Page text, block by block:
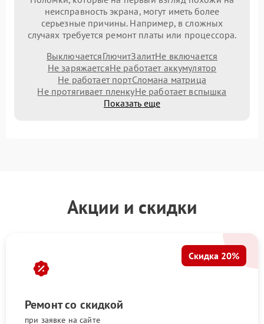
неисправность экрана, могут иметь более
серьезные причины. Например, в сложных
случаях требуется ремонт платы или процессора.
ВыключаетсяГлючитЗалитНе включается
Не заряжаетсяНе работает аккумулятор
Не работает портСломана матрица
Не протягивает пленкуНе работает вспышка
Показать еще
Акции и скидки
Ремонт со скидкой
при заявке на сайте
Скидка 20%